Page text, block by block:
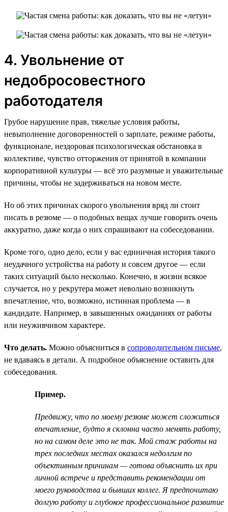
4. Увольнение от
недобросовестного
работодателя
Грубое нарушение прав, тяжелые условия работы,
невыполнение договоренностей о зарплате, режиме работы,
функционале, нездоровая психологическая обстановка в
коллективе, чувство отторжения от принятой в компании
корпоративной культуры — всё это разумные и уважительные
причины, чтобы не задерживаться на новом месте.
Но об этих причинах скорого увольнения вряд ли стоит
писать в резюме — о подобных вещах лучше говорить очень
аккуратно, даже когда о них спрашивают на собеседовании.
Кроме того, одно дело, если у вас единичная история такого
неудачного устройства на работу и совсем другое — если
таких ситуаций было несколько. Конечно, в жизни всякое
случается, но у рекрутера может невольно возникнуть
впечатление, что, возможно, истинная проблема — в
кандидате. Например, в завышенных ожиданиях от работы
или неуживчивом характере.
Что делать. Можно объясниться в сопроводительном письме,
не вдаваясь в детали. А подробное объяснение оставить для
собеседования.
Пример.
Предвижу, что по моему резюме может сложиться
впечатление, будто я склонна часто менять работу,
но на самом деле это не так. Мой стаж работы на
трех последних местах оказался недолгим по
объективным причинам — готова объяснить их при
личной встрече и представить рекомендации от
моего руководства и бывших коллег. Я предпочитаю
долгую работу и глубокое профессиональное развитие